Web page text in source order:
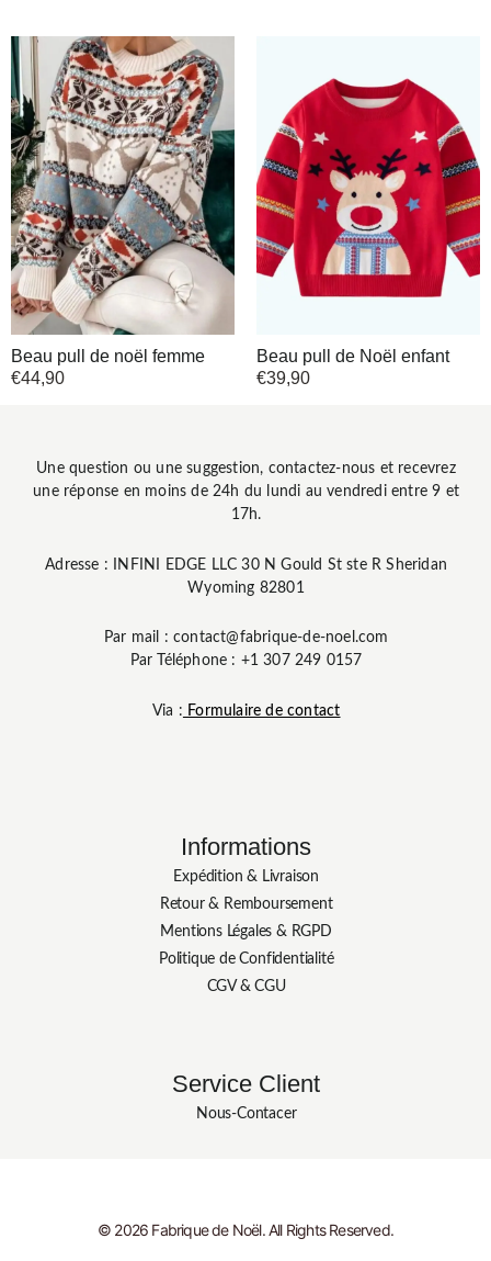
Beau pull de noël femme
€44,90
Beau pull de Noël enfant
€39,90
Une question ou une suggestion, contactez-nous et recevrez
une réponse en moins de 24h du lundi au vendredi entre 9 et
17h.
Adresse : INFINI EDGE LLC 30 N Gould St ste R Sheridan
Wyoming 82801
Par mail : contact@fabrique-de-noel.com
Par Téléphone : +1 307 249 0157
Via : Formulaire de contact
Informations
Expédition & Livraison
Retour & Remboursement
Mentions Légales & RGPD
Politique de Confidentialité
CGV & CGU
Service Client
Nous-Contacer
© 2026 Fabrique de Noël. All Rights Reserved.